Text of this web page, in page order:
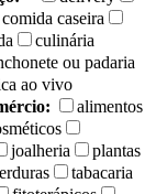
comida caseira
culinária
ou padaria
ao vivo
alimentos
joalheria
plantas
tabacaria